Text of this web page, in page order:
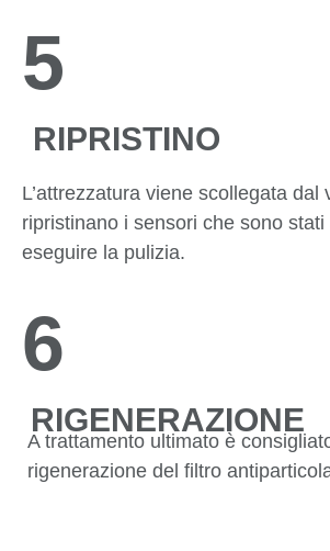
5
RIPRISTINO
L’attrezzatura viene scollegata dal
ripristinano i sensori che sono
eseguire la pulizia.
6
RIGENERAZIONE
A trattamento ultimato è
rigenerazione del filtro